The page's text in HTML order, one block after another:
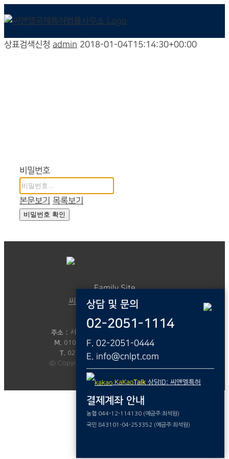
상담 및 문의
02-2051-1114
F. 02-2051-0444
E. info@cnlpt.com
KaKaoTalk 상담ID: 씨앤엘특허
결제계좌 안내
농협 044-12-114130 (예금주:최석원)
국민 843101-04-253352 (예금주:최석원)
상표검색신청 admin 2018-01-04T15:14:30+00:00
비밀번호
본문보기 목록보기
비밀번호 확인
Family Site
씨앤엘국제특허법률사무소
대표 :변리사 최석원
주소 : 서울시 금천구 디지털로 9길 46,208호
M. 010-8805-8425E.info@cnlpt.com
T. 02)2051-1114F. 02)2051-0444
© Copyright - C&L - Powered by 49week